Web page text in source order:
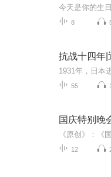
8
抗战十四年|
55
国庆特别晚
12